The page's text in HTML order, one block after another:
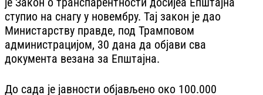
ступио на снагу у новембру. Тај закон је дао
Министарству правде, под Трамповом
администрацијом, 30 дана да објави сва
документа везана за Епштајна.
До сада је јавности објављено око 100.000